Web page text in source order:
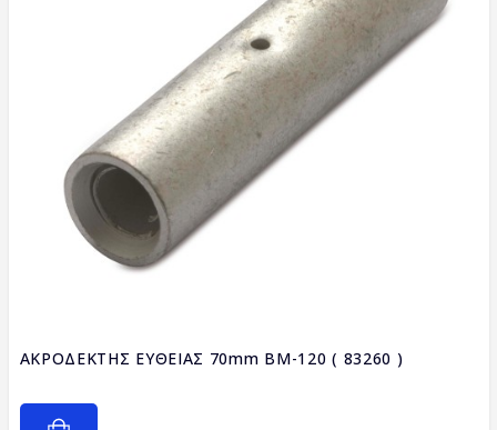
ΑΚΡΟΔΕΚΤΗΣ ΕΥΘΕΙΑΣ 70mm BM-120 ( 83260 )